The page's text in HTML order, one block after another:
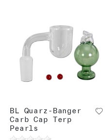
BL Quarz-Banger
Carb Cap Terp
Pearls